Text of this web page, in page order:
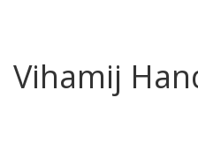
Vihamij